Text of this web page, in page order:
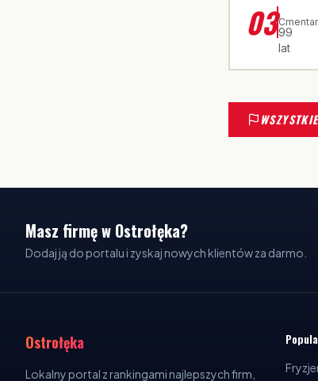
03·
99
lat
Masz firmę w Ostrołęka?
Dodaj ją do portalu i zyskaj nowych klientów za darmo.
Ostrołęka
Lokalny portal z rankingami najlepszych firm,